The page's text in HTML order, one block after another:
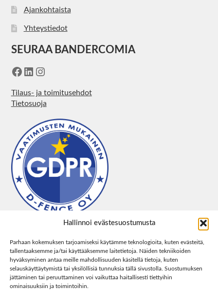
Hallinnoi evästesuostumusta
Parhaan kokemuksen tarjoamiseksi käytämme teknologioita, kuten evästeitä,
tallentaaksemme ja/tai käyttääksemme laitetietoja. Näiden tekniikoiden
hyväksyminen antaa meille mahdollisuuden käsitellä tietoja, kuten
selauskäyttäytymistä tai yksilöllisiä tunnuksia tällä sivustolla. Suostumuksen
jättäminen tai peruuttaminen voi vaikuttaa haitallisesti tiettyihin
ominaisuuksiin ja toimintoihin.
Ajankohtaista
Yhteystiedot
SEURAA BANDERCOMIA
Facebook
LinkedIn
Instagram
Tilaus- ja toimitusehdot
Tietosuoja